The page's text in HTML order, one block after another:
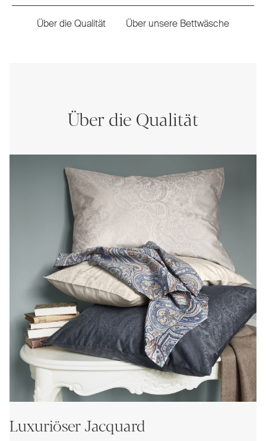
Über die Qualität Über unsere Bettwäsche
Über die Qualität
Luxuriöser Jacquard